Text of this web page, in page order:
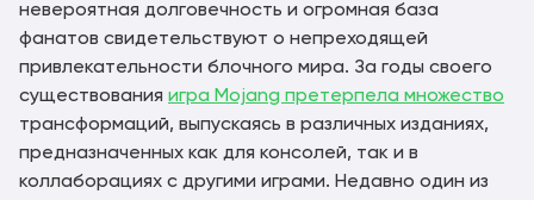
невероятная долговечность и огромная база
фанатов свидетельствуют о непреходящей
привлекательности блочного мира. За годы своего
существования игра Mojang претерпела множество
трансформаций, выпускаясь в различных изданиях,
предназначенных как для консолей, так и в
коллаборациях с другими играми. Недавно один из